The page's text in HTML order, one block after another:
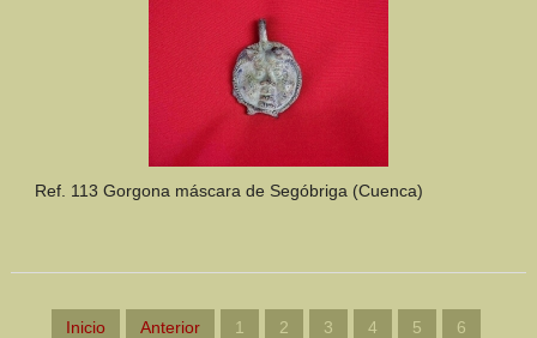
Ref. 113 Gorgona máscara de Segóbriga (Cuenca)
Inicio Anterior 1 2 3 4 5
6